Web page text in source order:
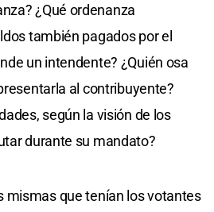
¿Qué ordenanza
también pagados por el
un intendente? ¿Quién osa
al contribuyente?
según la visión de los
durante su mandato?
mismas que tenían los votantes